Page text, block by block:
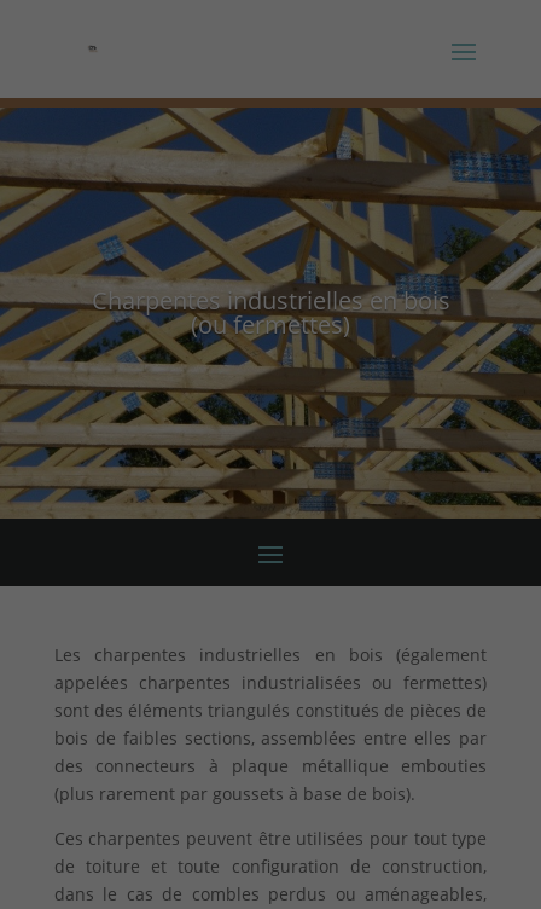
Charpentes industrielles en bois
(ou fermettes)
Les charpentes industrielles en bois (également
appelées charpentes industrialisées ou fermettes)
sont des éléments triangulés constitués de pièces de
bois de faibles sections, assemblées entre elles par
des connecteurs à plaque métallique embouties
(plus rarement par goussets à base de bois).
Ces charpentes peuvent être utilisées pour tout type
de toiture et toute configuration de construction,
dans le cas de combles perdus ou aménageables,